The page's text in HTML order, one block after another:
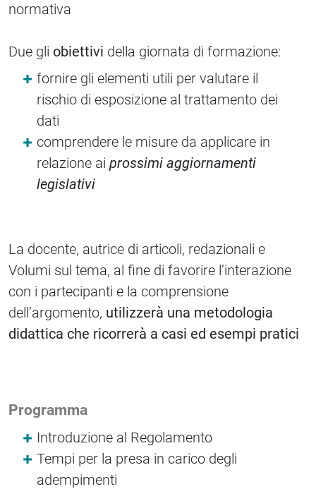
normativa
Due gli obiettivi della giornata di formazione:
fornire gli elementi utili per valutare il
rischio di esposizione al trattamento dei
dati
comprendere le misure da applicare in
relazione ai prossimi aggiornamenti
legislativi
La docente, autrice di articoli, redazionali e
Volumi sul tema, al fine di favorire l’interazione
con i partecipanti e la comprensione
dell’argomento, utilizzerà una metodologia
didattica che ricorrerà a casi ed esempi pratici
Programma
Introduzione al Regolamento
Tempi per la presa in carico degli
adempimenti